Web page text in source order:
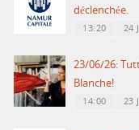
déclenchée.
13:20 24
23/06/26:
Blanche!
14:00 23